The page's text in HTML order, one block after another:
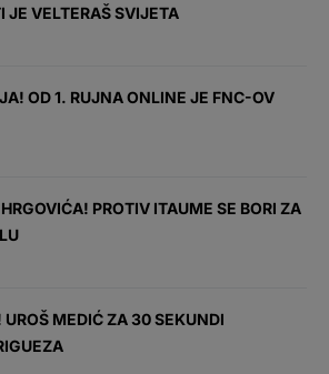
JE VELTERAŠ SVIJETA
OD 1. RUJNA ONLINE JE FNC-OV
PROTIV ITAUME SE BORI ZA
MEDIĆ ZA 30 SEKUNDI